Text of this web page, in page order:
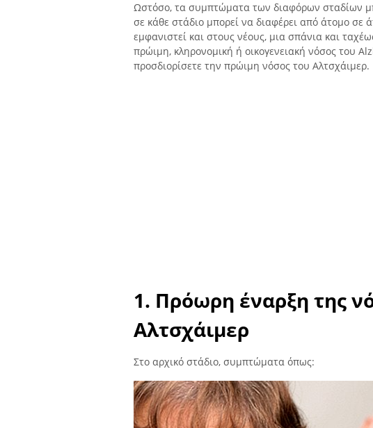
Ωστόσο, τα συμπτώματα των διαφόρων σταδίων
σε κάθε στάδιο μπορεί να διαφέρει από άτομο σε
εμφανιστεί και στους νέους, μια σπάνια και
πρώιμη, κληρονομική ή οικογενειακή νόσος του
προσδιορίσετε την πρώιμη νόσος του Αλτσχάιμερ.
1. Πρόωρη έναρξη της
Αλτσχάιμερ
Στο αρχικό στάδιο, συμπτώματα όπως: